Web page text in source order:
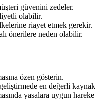
güvenini zedeler.
olabilir.
riayet etmek gerekir.
önerilere neden olabilir.
özen gösterin.
en değerli
yasalara uygun